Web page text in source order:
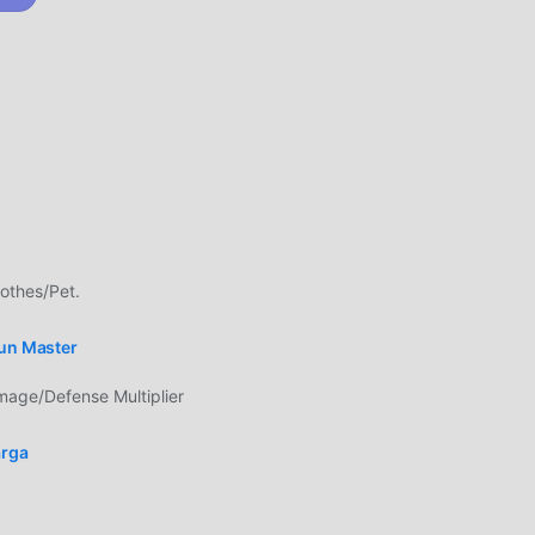
Pet.
Master
Defense Multiplier